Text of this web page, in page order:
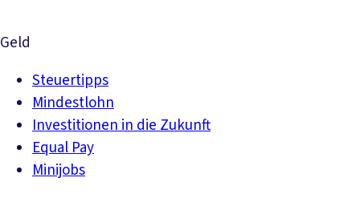
Geld
Steuertipps
Mindestlohn
Investitionen in die Zukunft
Equal Pay
Minijobs